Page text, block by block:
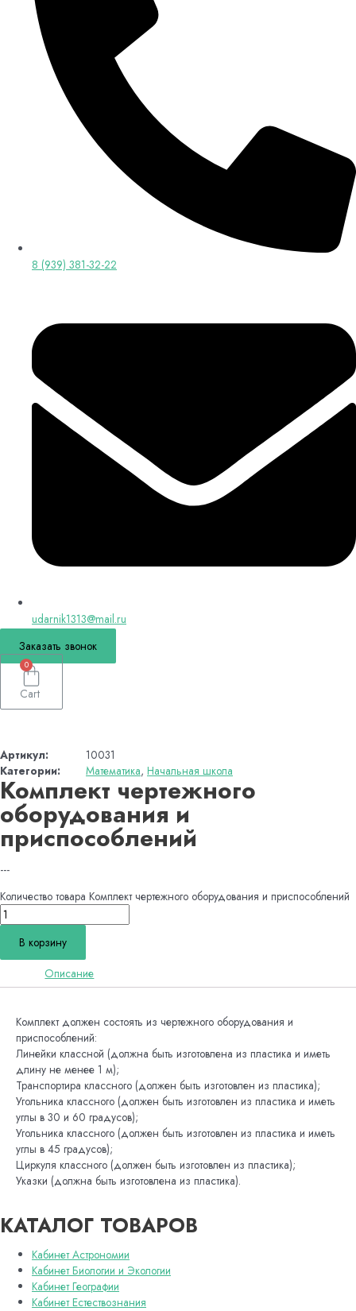
8 (939) 381-32-22
udarnik1313@mail.ru
Заказать звонок
0
Cart
Артикул:
10031
Категории:
Математика, Начальная школа
Комплект чертежного
оборудования и
приспособлений
---
Количество товара Комплект чертежного оборудования и приспособлений
В корзину
Описание
Комплект должен состоять из чертежного оборудования и
приспособлений:
Линейки классной (должна быть изготовлена из пластика и иметь
длину не менее 1 м);
Транспортира классного (должен быть изготовлен из пластика);
Угольника классного (должен быть изготовлен из пластика и иметь
углы в 30 и 60 градусов);
Угольника классного (должен быть изготовлен из пластика и иметь
углы в 45 градусов);
Циркуля классного (должен быть изготовлен из пластика);
Указки (должна быть изготовлена из пластика).
КАТАЛОГ ТОВАРОВ
Кабинет Астрономии
Кабинет Биологии и Экологии
Кабинет Географии
Кабинет Естествознания